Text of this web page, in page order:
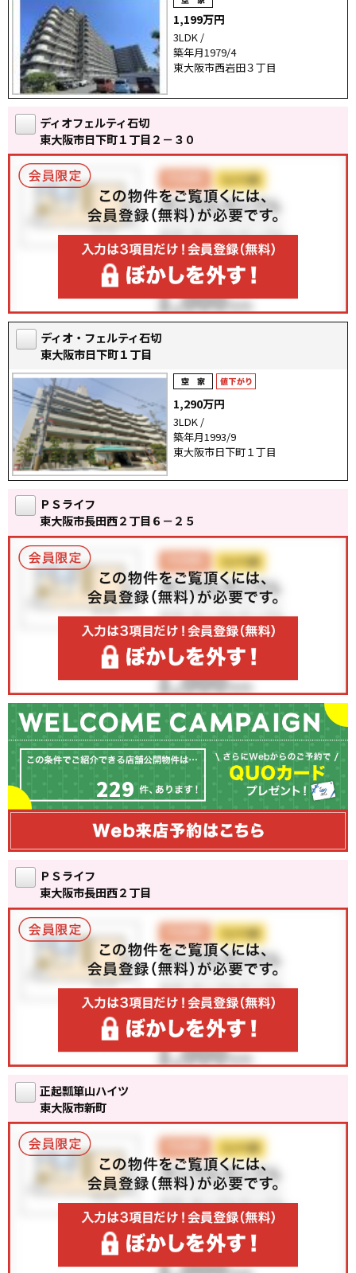
1,199万円
3LDK /
築年月1979/4
東大阪市西岩田３丁目
ディオフェルティ石切
東大阪市日下町１丁目２－３０
ディオ・フェルティ石切
東大阪市日下町１丁目
1,290万円
3LDK /
築年月1993/9
東大阪市日下町１丁目
ＰＳライフ
東大阪市長田西２丁目６－２５
229
ＰＳライフ
東大阪市長田西２丁目
正起瓢箪山ハイツ
東大阪市新町